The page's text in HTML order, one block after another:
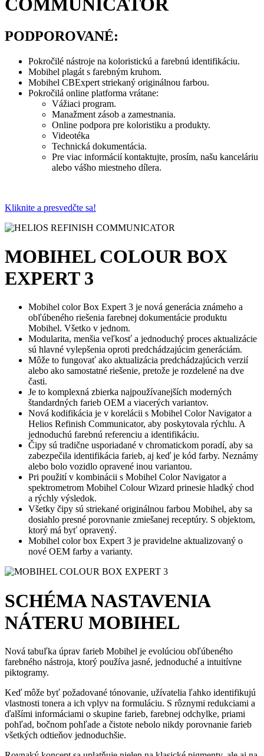
PODPOROVANÉ:
Pokročilé nástroje na koloristickú a farebnú identifikáciu.
Mobihel plagát s farebným kruhom.
Mobihel CBExpert striekaný originálnou farbou.
Pokročilá online platforma vrátane:
Vážiaci program.
Manažment zásob a zamestnania.
Online podpora pre koloristiku a produkty.
Videotéka
Technická dokumentácia.
Pre viac informácií kontaktujte, prosím, našu kanceláriu
alebo vášho miestneho dílera.
Kliknite a presvedčte sa!
MOBIHEL COLOUR BOX
EXPERT 3
Mobihel color Box Expert 3 je nová generácia známeho a
obľúbeného riešenia farebnej dokumentácie produktu
Mobihel. Všetko v jednom.
Modularita, menšia veľkosť a jednoduchý proces aktualizácie
sú hlavné vylepšenia oproti predchádzajúcim generáciám.
Môže to fungovať ako aktualizácia predchádzajúcich verzií
alebo ako samostatné riešenie, pretože je rozdelené na dve
časti.
Je to komplexná zbierka najpoužívanejších moderných
štandardných farieb OEM a viacerých variantov.
Nová kodifikácia je v korelácii s Mobihel Color Navigator a
Helios Refinish Communicator, aby poskytovala rýchlu. A
jednoduchú farebnú referenciu a identifikáciu.
Čipy sú tradične usporiadané v chromatickom poradí, aby sa
zabezpečila identifikácia farieb, aj keď je kód farby. Neznámy
alebo bolo vozidlo opravené inou variantou.
Pri použití v kombinácii s Mobihel Color Navigator a
spektrometrom Mobihel Colour Wizard prinesie hladký chod
a rýchly výsledok.
Všetky čipy sú striekané originálnou farbou Mobihel, aby sa
dosiahlo presné porovnanie zmiešanej receptúry. S objektom,
ktorý má byť opravený.
Mobihel color box Expert 3 je pravidelne aktualizovaný o
nové OEM farby a varianty.
SCHÉMA NASTAVENIA
NÁTERU MOBIHEL
Nová tabuľka úprav farieb Mobihel je evolúciou obľúbeného
farebného nástroja, ktorý používa jasné, jednoduché a intuitívne
piktogramy.
Keď môže byť požadované tónovanie, užívatelia ľahko identifikujú
vlastnosti tonera a ich vplyv na formuláciu. S rôznymi redukciami a
ďalšími informáciami o skupine farieb, farebnej odchylke, priami
pohľad, bočnom pohľade a čistote nebolo nikdy porovnanie farieb
všetkých odtieňov jednoduchšie.